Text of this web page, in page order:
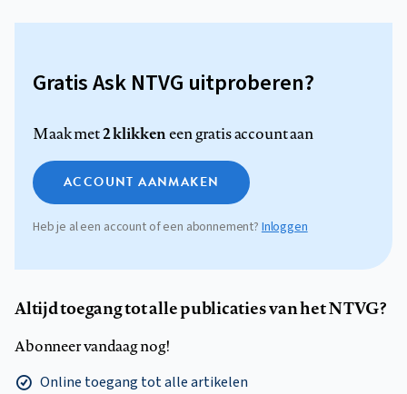
Gratis Ask NTVG uitproberen?
Maak met2 klikkeneen gratis account aan
ACCOUNT AANMAKEN
Heb je al een account of een abonnement?Inloggen
Altijd toegang tot alle publicaties van het NTVG?
Abonneer vandaag nog!
Online toegang tot alle artikelen